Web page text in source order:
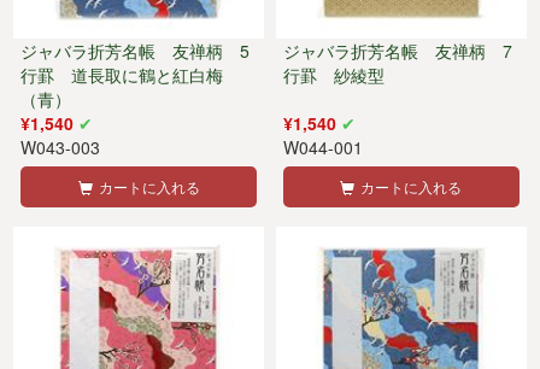
ジャバラ折芳名帳 友禅柄 5
行罫 道長取に鶴と紅白梅
（青）
¥1,540
W043-003
カートに入れる
ジャバラ折芳名帳 友禅柄 7
行罫 紗綾型
¥1,540
W044-001
カートに入れる